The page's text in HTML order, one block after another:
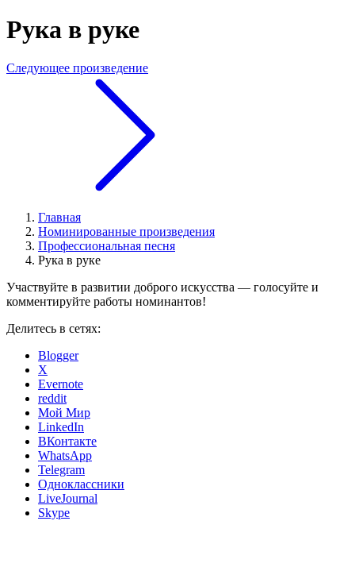
Рука в руке
Следующее произведение
Главная
Номинированные произведения
Профессиональная песня
Рука в руке
Участвуйте в развитии доброго искусства — голосуйте и
комментируйте работы номинантов!
Делитесь в сетях:
Blogger
X
Evernote
reddit
Мой Мир
LinkedIn
ВКонтакте
WhatsApp
Telegram
Одноклассники
LiveJournal
Skype